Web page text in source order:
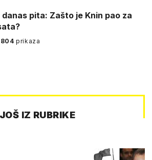
danas pita: Zašto je Knin pao za
prikaza
JOŠ IZ RUBRIKE